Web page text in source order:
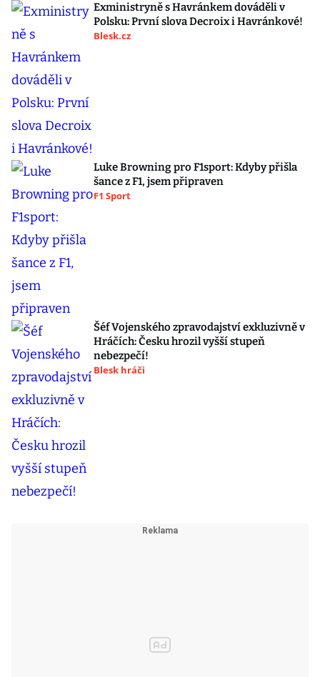
Exministryně s Havránkem dováděli v
Polsku: První slova Decroix i Havránkové!
Blesk.cz
Luke Browning pro F1sport: Kdyby přišla
šance z F1, jsem připraven
F1 Sport
Šéf Vojenského zpravodajství exkluzivně v
Hráčích: Česku hrozil vyšší stupeň
nebezpečí!
Blesk hráči